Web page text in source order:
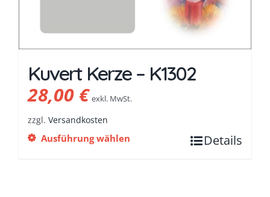
Kuvert Kerze – K1302
28,00€ exkl. MwSt.
zzgl. Versandkosten
Ausführung wählen Details